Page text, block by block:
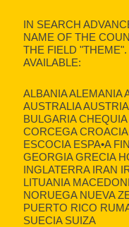
IN SEARCH
NAME OF THE
THE FIELD
AVAILABLE:
ALBANIA ALEMANIA
AUSTRALIA
BULGARIA
CORCEGA
ESCOCIA ESPA•A
GEORGIA GRECIA
INGLATERRA IRAN
LITUANIA
NORUEGA NUEVA
PUERTO RICO
SUECIA SUIZA